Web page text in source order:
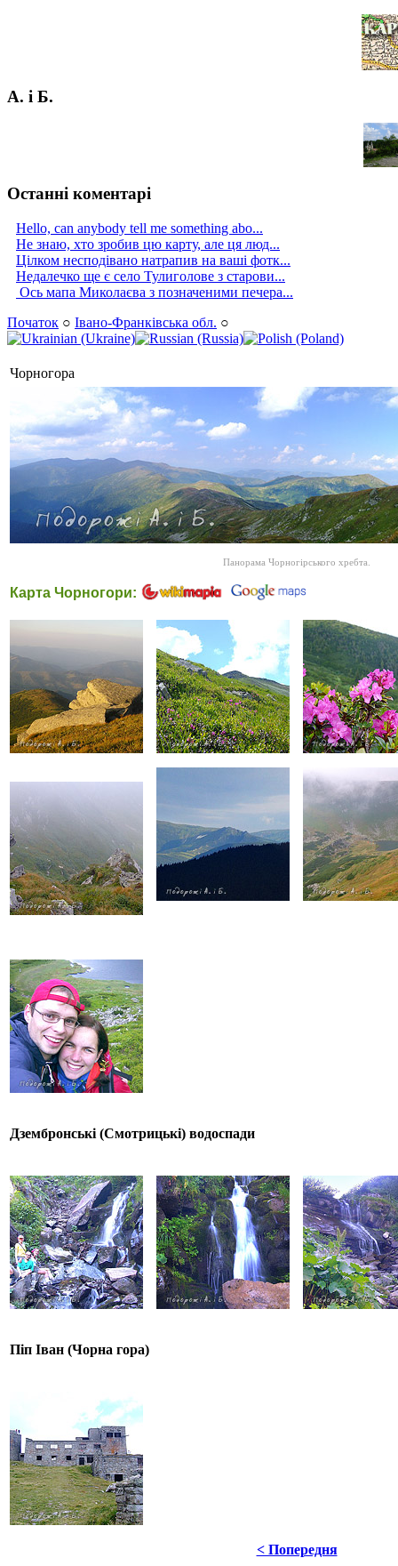
А. і Б.
Останні коментарі
Hello, can anybody tell me something abo...
Не знаю, хто зробив цю карту, але ця люд...
Цілком несподівано натрапив на ваші фотк...
Недалечко ще є село Тулиголове з старови...
Ось мапа Миколаєва з позначеними печера...
Початок ○ Івано-Франківська обл. ○
Чорногора
Панорама Чорногірського хребта.
Карта Чорногори:
Дзембронські (Смотрицькі) водоспади
Піп Іван (Чорна гора)
< Попередня